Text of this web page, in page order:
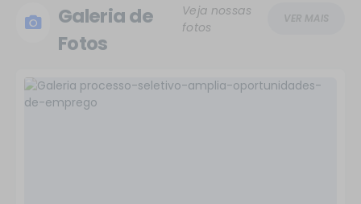
Galeria de
Fotos
Veja nossas
fotos
VER MAIS